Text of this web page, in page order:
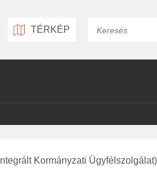
TÉRKÉP
Kormányzati Ügyfélszolgálat)